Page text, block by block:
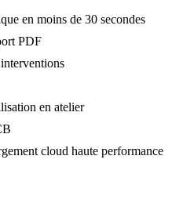
en moins de 30 secondes
PDF
en atelier
cloud haute performance